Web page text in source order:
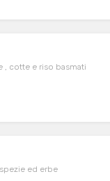
, cotte e riso basmati
ed erbe